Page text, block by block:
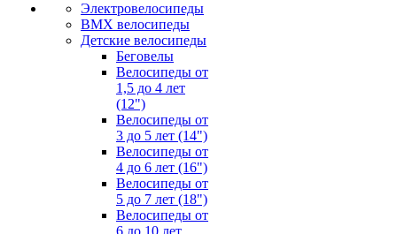
Электровелосипеды
BMX велосипеды
Детские велосипеды
Беговелы
Велосипеды от
1,5 до 4 лет
(12")
Велосипеды от
3 до 5 лет (14")
Велосипеды от
4 до 6 лет (16")
Велосипеды от
5 до 7 лет (18")
Велосипеды от
6 до 10 лет